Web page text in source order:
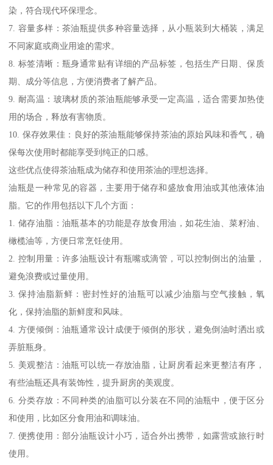
染，符合现代环保理念。
7. 容量多样：茶油瓶提供多种容量选择，从小瓶装到大桶装，满足
不同家庭或商业用途的需求。
8. 标签清晰：瓶身通常贴有详细的产品标签，包括生产日期、保质
期、成分等信息，方便消费者了解产品。
9. 耐高温：玻璃材质的茶油瓶能够承受一定高温，适合需要加热使
用的场合，释放有害物质。
10. 保存效果佳：良好的茶油瓶能够保持茶油的原始风味和香气，确
保每次使用时都能享受到纯正的口感。
这些优点使得茶油瓶成为储存和使用茶油的理想选择。
油瓶是一种常见的容器，主要用于储存和盛放食用油或其他液体油
脂。它的作用包括以下几个方面：
1. 储存油脂：油瓶基本的功能是存放食用油，如花生油、菜籽油、
橄榄油等，方便日常烹饪使用。
2. 控制用量：许多油瓶设计有瓶嘴或滴管，可以控制倒出的油量，
避免浪费或过量使用。
3. 保持油脂新鲜：密封性好的油瓶可以减少油脂与空气接触，氧
化，保持油脂的新鲜度和风味。
4. 方便倾倒：油瓶通常设计成便于倾倒的形状，避免倒油时洒出或
弄脏瓶身。
5. 美观整洁：油瓶可以统一存放油脂，让厨房看起来更整洁有序，
有些油瓶还具有装饰性，提升厨房的美观度。
6. 分类存放：不同种类的油脂可以分装在不同的油瓶中，便于区分
和使用，比如区分食用油和调味油。
7. 便携使用：部分油瓶设计小巧，适合外出携带，如露营或旅行时
使用。